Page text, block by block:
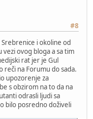
#8
i okoline od
ovog bloga a sa tim
rat jer je Gul
reči na Forumu do sada.
upozorenje za
s obzirom na to da na
odrasli ljudi sa
bilo posredno doživeli